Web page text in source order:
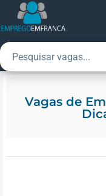
Vagas de